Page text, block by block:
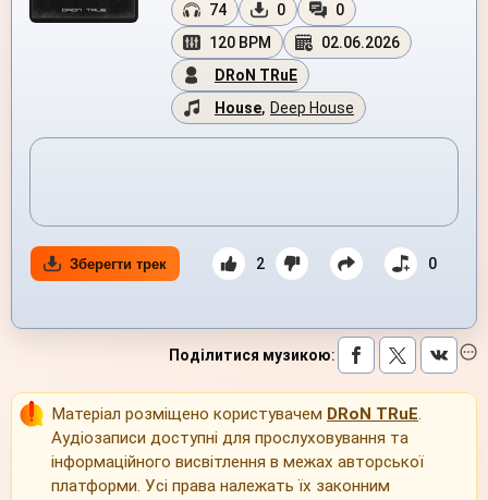
74 0
0
120 BPM
02.06.2026
DRoN TRuE
House, Deep House
Зберегти трек 2 0
Поділитися музикою:
Матеріал розміщено користувачем DRoN TRuE.
Аудіозаписи доступні для прослуховування та
інформаційного висвітлення в межах авторської
платформи. Усі права належать їх законним